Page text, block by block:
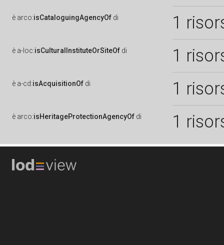
è arco:isCataloguingAgencyOf di 1
è a-loc:isCulturalInstituteOrSiteOf di 1
è a-cd:isAcquisitionOf di 1
è arco:isHeritageProtectionAgencyOf di 1